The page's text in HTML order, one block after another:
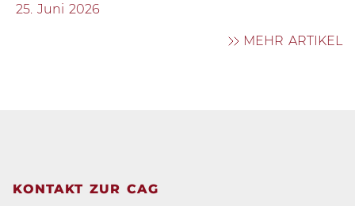
25. Juni 2026
MEHR ARTIKEL
KONTAKT ZUR CAG